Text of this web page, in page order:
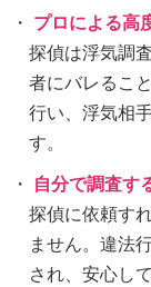
プロによる高
探偵は浮気調
者にバレるこ
行い、浮気相
す。
自分で調査す
探偵に依頼す
ません。違法
され、安心し